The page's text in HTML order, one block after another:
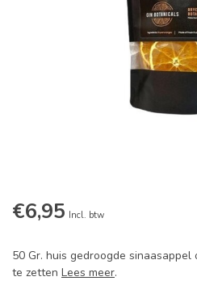
€6,95 Incl. btw
50 Gr. huis gedroogde
te zetten Lees meer.